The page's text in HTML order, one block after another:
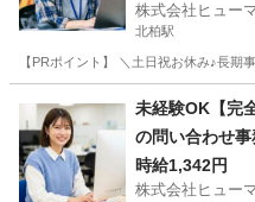
株式会社ヒュー
北柏駅
【PRポイント】 ＼土日祝お休み♪長
北柏駅 一般事務
未経験OK【完
の問い合わせ
時給1,342円
株式会社ヒュー